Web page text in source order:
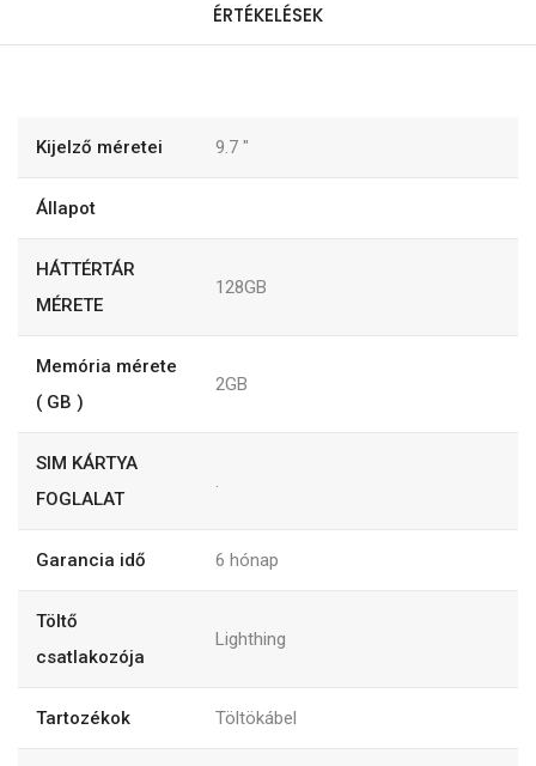
ÉRTÉKELÉSEK
Kijelző méretei 9.7 "
Állapot
HÁTTÉRTÁR
MÉRETE
128GB
Memória mérete
( GB )
2GB
SIM KÁRTYA
FOGLALAT
.
Garancia idő 6 hónap
Töltő
csatlakozója
Lighthing
Tartozékok Töltökábel